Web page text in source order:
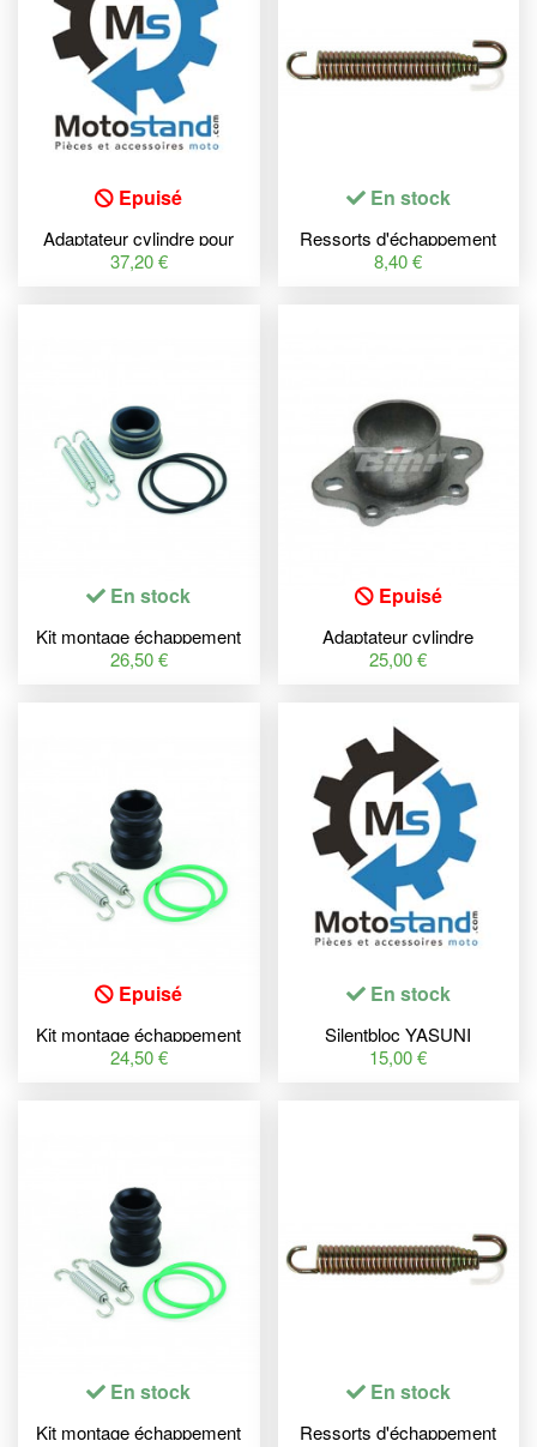
Epuisé
Adaptateur cylindre pour
échappement Yasuni R2
37,20 €
En stock
Ressorts d'échappement
BIHR 75mm
8,40 €
En stock
Kit montage échappement
BOLT Yamaha YZ125
26,50 €
Epuisé
Adaptateur cylindre
échappement YASUNI
25,00 €
Epuisé
Kit montage échappement
BOLT KTM SX
24,50 €
En stock
Silentbloc YASUNI
TUB230/233/518/708/807
15,00 €
En stock
Kit montage échappement
En stock
Ressorts d'échappement